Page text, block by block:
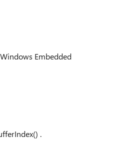
Embedded
.